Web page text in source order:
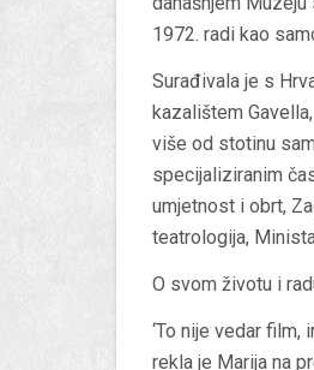
1972. radi kao
Surađivala je s
kazalištem
više od stotinu
specijaliziranim
umjetnost i obrt,
teatrologija,
O svom životu i
‘To nije vedar film,
rekla je Marija na